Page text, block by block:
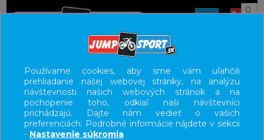
0
UŽÍVATEĽSKÝ PANEL
KATEGÓRIE
HLAVNÉ MENU
Používame cookies, aby sme vám uľahčili
prehliadanie našej webovej stránky, na analýzu
návštevnosti našich webových stránok a na
pochopenie toho, odkiaľ naši návštevníci
prichádzajú. Dajte nám vedieť o vašich
preferenciách. Podrobné informácie nájdete v sekcii
- Nastavenie súkromia